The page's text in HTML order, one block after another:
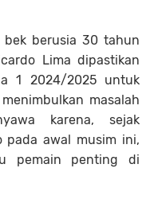
bek berusia 30 tahun
Lima dipastikan
1 2024/2025 untuk
masalah
karena, sejak
pada awal musim ini,
pemain penting di